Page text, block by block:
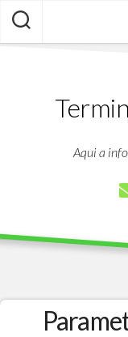
Skip
content
Aqui a